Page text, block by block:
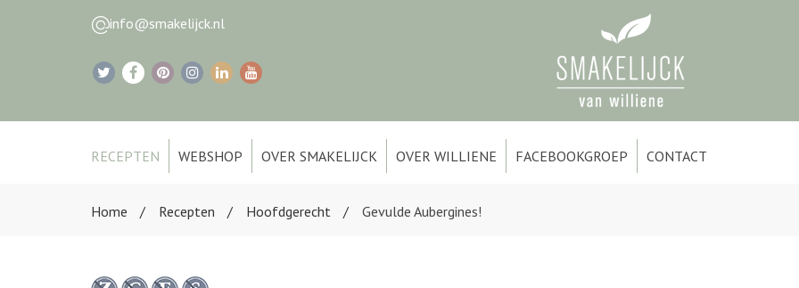
info@smakelijck.nl
RECEPTEN WEBSHOP OVER SMAKELIJCK OVER WILLIENE FACEBOOKGROEP CONTACT
Home Recepten Hoofdgerecht Gevulde Aubergines!